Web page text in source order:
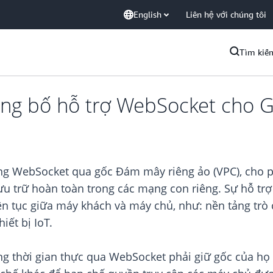
English Liên hệ với chúng tôi
Tìm
bố hỗ trợ WebSocket cho
WebSocket qua gốc Đám mây riêng ảo (VPC),
trữ hoàn toàn trong các mạng con riêng. Sự hỗ trợ
tục giữa máy khách và máy chủ, như: nền tảng trò
bị IoT.
thời gian thực qua WebSocket phải giữ gốc của